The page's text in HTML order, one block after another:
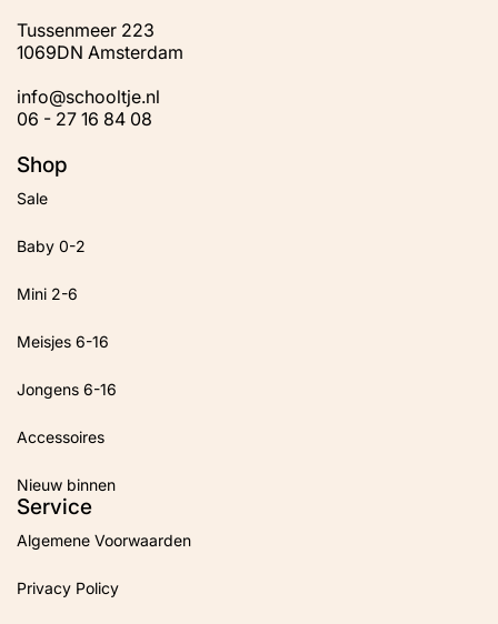
Tussenmeer 223
1069DN Amsterdam
info@schooltje.nl
06 - 27 16 84 08
Shop
Sale
Baby 0-2
Mini 2-6
Meisjes 6-16
Jongens 6-16
Accessoires
Nieuw binnen
Service
Algemene Voorwaarden
Privacy Policy